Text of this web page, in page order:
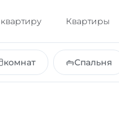
Квартиры
комнат Спальня